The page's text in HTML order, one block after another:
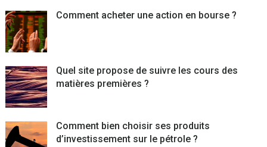
Comment acheter une action en bourse ?
Quel site propose de suivre les cours des
matières premières ?
Comment bien choisir ses produits
d’investissement sur le pétrole ?